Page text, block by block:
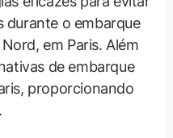
durante o embarque
em Paris. Além
de embarque
proporcionando